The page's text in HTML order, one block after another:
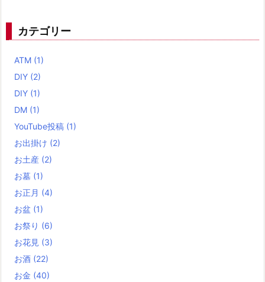
カテゴリー
ATM (1)
DIY (2)
DIY (1)
DM (1)
YouTube投稿 (1)
お出掛け (2)
お土産 (2)
お墓 (1)
お正月 (4)
お盆 (1)
お祭り (6)
お花見 (3)
お酒 (22)
お金 (40)